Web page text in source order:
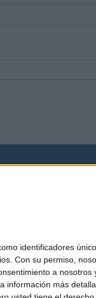
identificadores
Con su permiso,
a
más
+34 91 593 2767